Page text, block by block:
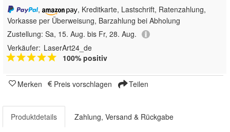
,
, Kreditkarte, Lastschrift, Ratenzahlung,
Vorkasse per Überweisung, Barzahlung bei Abholung
Zustellung: Sa, 15. Aug. bis Fr, 28. Aug.
Verkäufer: LaserArt24_de
100% positiv
Merken Preis vorschlagen Teilen
Produktdetails Zahlung, Versand & Rückgabe